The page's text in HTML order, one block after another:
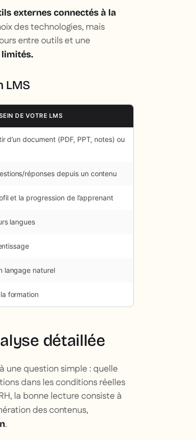
externes connectés à la
des technologies, mais
entre outils et une
limités.
LMS
DE VOTRE LMS
d’un document (PDF, PPT, notes) ou
réponses depuis un contenu
et la progression de l’apprenant
langues
langage naturel
formation
détaillée
une question simple : quelle
dans les conditions réelles
la bonne lecture consiste à
des contenus,
.